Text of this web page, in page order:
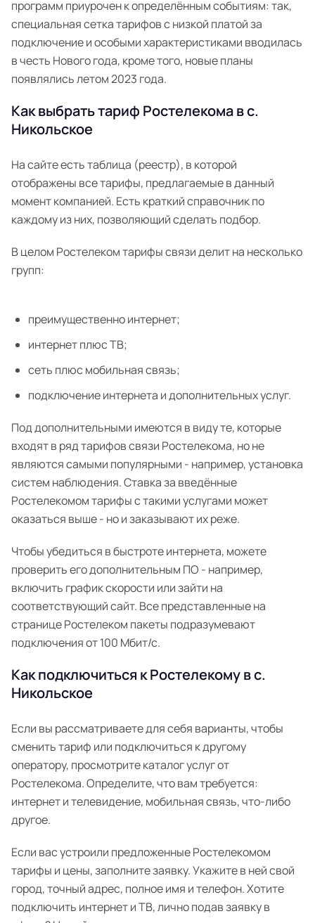
программ приурочен к определённым событиям: так,
специальная сетка тарифов с низкой платой за
подключение и особыми характеристиками вводилась
в честь Нового года, кроме того, новые планы
появлялись летом 2023 года.
Как выбрать тариф Ростелекома в с.
Никольское
На сайте есть таблица (реестр), в которой
отображены все тарифы, предлагаемые в данный
момент компанией. Есть краткий справочник по
каждому из них, позволяющий сделать подбор.
В целом Ростелеком тарифы связи делит на несколько
групп:
преимущественно интернет;
интернет плюс ТВ;
сеть плюс мобильная связь;
подключение интернета и дополнительных услуг.
Под дополнительными имеются в виду те, которые
входят в ряд тарифов связи Ростелекома, но не
являются самыми популярными - например, установка
систем наблюдения. Ставка за введённые
Ростелекомом тарифы с такими услугами может
оказаться выше - но и заказывают их реже.
Чтобы убедиться в быстроте интернета, можете
проверить его дополнительным ПО - например,
включить график скорости или зайти на
соответствующий сайт. Все представленные на
странице Ростелеком пакеты подразумевают
подключения от 100 Мбит/с.
Как подключиться к Ростелекому в с.
Никольское
Если вы рассматриваете для себя варианты, чтобы
сменить тариф или подключиться к другому
оператору, просмотрите каталог услуг от
Ростелекома. Определите, что вам требуется:
интернет и телевидение, мобильная связь, что-либо
другое.
Если вас устроили предложенные Ростелекомом
тарифы и цены, заполните заявку. Укажите в ней свой
город, точный адрес, полное имя и телефон. Хотите
подключить интернет и ТВ, лично подав заявку в